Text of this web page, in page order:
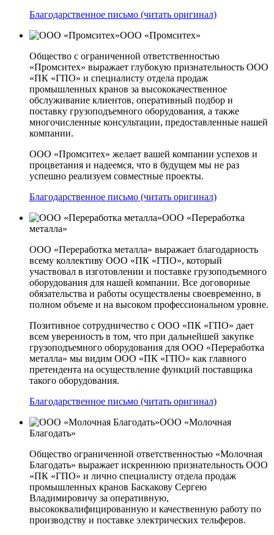
Благодарственное письмо (читать оригинал)
ООО «Промситех»
Общество с ограниченной ответственностью
«Промситех» выражает глубокую признательность ООО
«ПК «ГПО» и специалисту отдела продаж
промышленных кранов за высококачественное
обслуживание клиентов, оперативный подбор и
поставку грузоподъемного оборудования, а также
многочисленные консультации, предоставленные нашей
компании.
ООО «Промситех» желает вашей компании успехов и
процветания и надеемся, что в будущем мы не раз
успешно реализуем совместные проекты.
Благодарственное письмо (читать оригинал)
ООО «Переработка
металла»
ООО «Переработка металла» выражает благодарность
всему коллективу ООО «ПК «ГПО», который
участвовал в изготовлении и поставке грузоподъемного
оборудования для нашей компании. Все договорные
обязательства и работы осуществлены своевременно, в
полном объеме и на высоком профессиональном уровне.
Позитивное сотрудничество с ООО «ПК «ГПО» дает
всем уверенность в том, что при дальнейшей закупке
грузоподъемного оборудования для ООО «Переработка
металла» мы видим ООО «ПК «ГПО» как главного
претендента на осуществление функций поставщика
такого оборудования.
Благодарственное письмо (читать оригинал)
ООО «Молочная
Благодать»
Общество ограниченной ответственностью «Молочная
Благодать» выражает искреннюю признательность ООО
«ПК «ГПО» и лично специалисту отдела продаж
промышленных кранов Баскакову Сергею
Владимировичу за оперативную,
высококвалифицированную и качественную работу по
производству и поставке электрических тельферов.